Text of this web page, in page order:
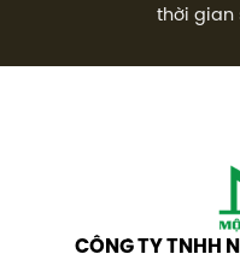
thời gian
CÔNG TY TNHH